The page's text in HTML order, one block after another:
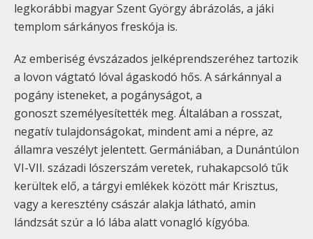
legkorábbi magyar Szent György ábrázolás, a jáki
templom sárkányos freskója is.
Az emberiség évszázados jelképrendszeréhez tartozik
a lovon vágtató lóval ágaskodó hős. A sárkánnyal a
pogány isteneket, a pogányságot, a
gonoszt személyesítették meg. Általában a rosszat,
negatív tulajdonságokat, mindent ami a népre, az
államra veszélyt jelentett. Germániában, a Dunántúlon
VI-VII. századi lószerszám veretek, ruhakapcsoló tűk
kerültek elő, a tárgyi emlékek között már Krisztus,
vagy a keresztény császár alakja látható, amin
lándzsát szúr a ló lába alatt vonagló kígyóba.